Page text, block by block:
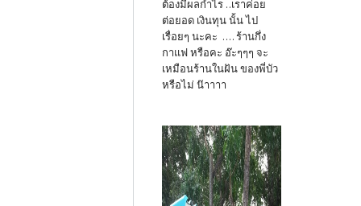
ต้องมีผลกำไร ..เราค่อย
ต่อยอด เงินทุน นั้น ไป
เรื่อยๆ นะคะ .... ร้านกึ่ง
กาแฟ หรือคะ อ๊ะๆๆๆ จะ
เหมือนร้านในฝัน ของพี่บัว
หรือไม่ น๊าาาา